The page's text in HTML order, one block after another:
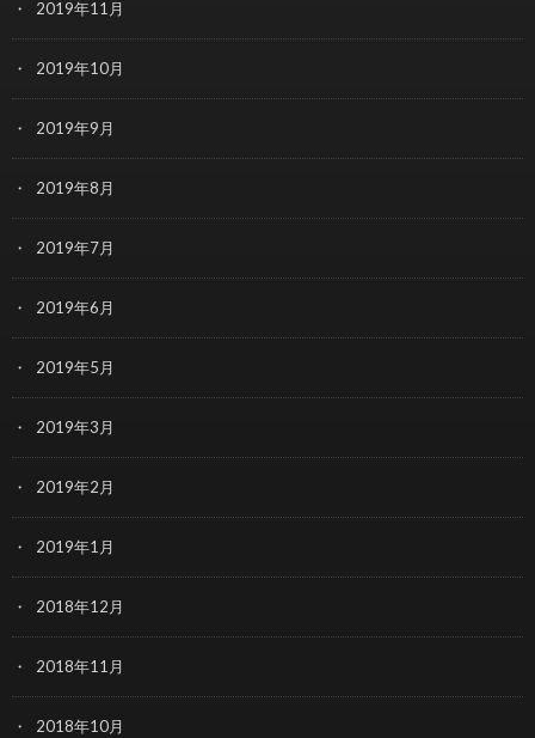
2019年11月
2019年10月
2019年9月
2019年8月
2019年7月
2019年6月
2019年5月
2019年3月
2019年2月
2019年1月
2018年12月
2018年11月
2018年10月